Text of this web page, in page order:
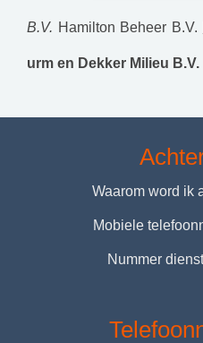
B.V. Hamilton Beheer B.V.
urm en Dekker Milieu B.V.
Waarom word
Mobiele
Nummer